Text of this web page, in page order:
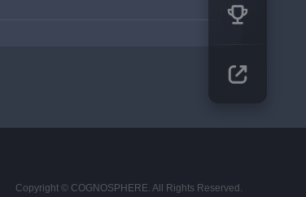
Copyright © COGNOSPHERE. All Rights Reserved.